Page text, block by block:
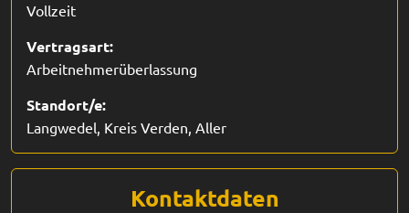
Vollzeit
Vertragsart:
Arbeitnehmerüberlassung
Standort/e:
Langwedel, Kreis Verden, Aller
Kontaktdaten